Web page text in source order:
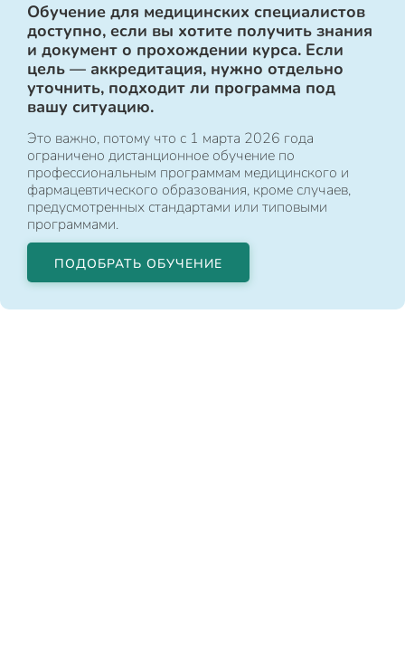
Обучение для медицинских специалистов
доступно, если вы хотите получить знания
и документ о прохождении курса. Если
цель — аккредитация, нужно отдельно
уточнить, подходит ли программа под
вашу ситуацию.
Это важно, потому что с 1 марта 2026 года
ограничено дистанционное обучение по
профессиональным программам медицинского и
фармацевтического образования, кроме случаев,
предусмотренных стандартами или типовыми
программами.
ПОДОБРАТЬ ОБУЧЕНИЕ